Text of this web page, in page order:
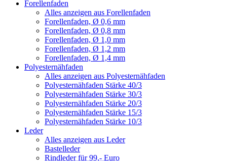
Forellenfaden
Alles anzeigen aus Forellenfaden
Forellenfaden, Ø 0,6 mm
Forellenfaden, Ø 0,8 mm
Forellenfaden, Ø 1,0 mm
Forellenfaden, Ø 1,2 mm
Forellenfaden, Ø 1,4 mm
Polyesternähfaden
Alles anzeigen aus Polyesternähfaden
Polyesternähfaden Stärke 40/3
Polyesternähfaden Stärke 30/3
Polyesternähfaden Stärke 20/3
Polyesternähfaden Stärke 15/3
Polyesternähfaden Stärke 10/3
Leder
Alles anzeigen aus Leder
Bastelleder
Rindleder für 99,- Euro